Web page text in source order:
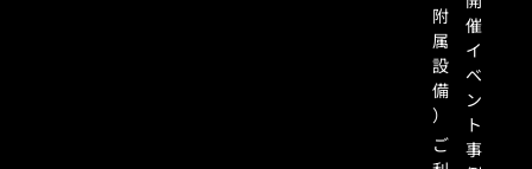
附
属
設
備
）
ご
催
イ
ベ
ン
ト
事